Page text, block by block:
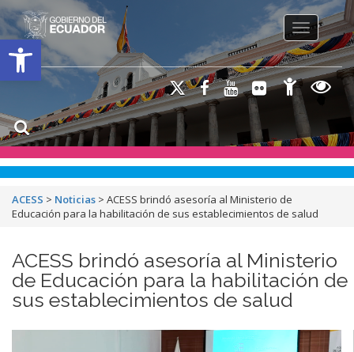
Open toolbar
Toggle
ACESS > Noticias > ACESS brindó asesoría al Ministerio de
Educación para la habilitación de sus establecimientos de salud
ACESS brindó asesoría al Ministerio
de Educación para la habilitación de
sus establecimientos de salud